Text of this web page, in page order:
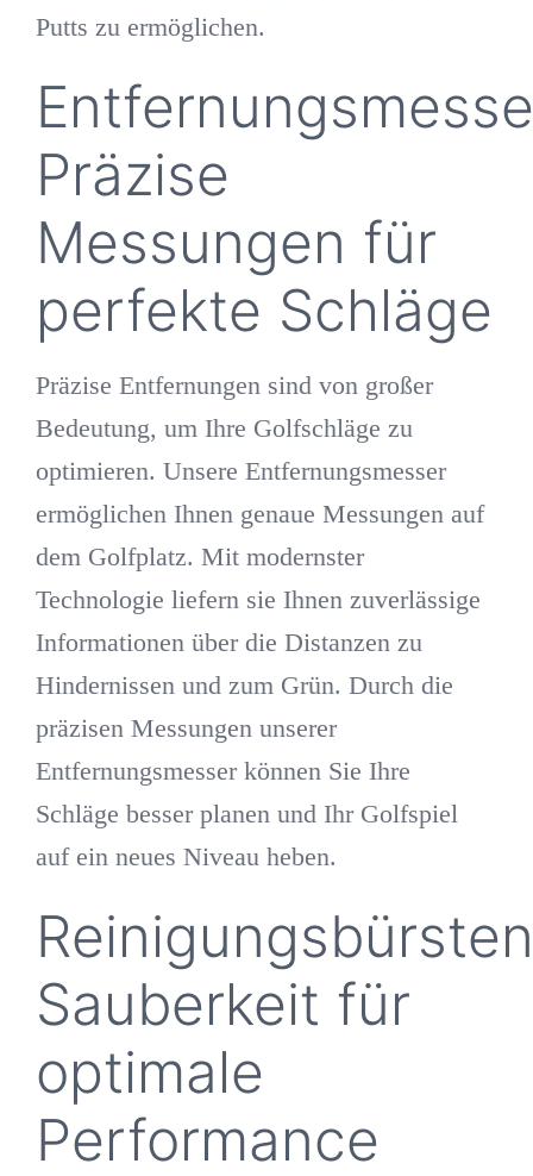
Putts zu ermöglichen.
Präzise
Messungen für
perfekte Schläge
Präzise Entfernungen sind von großer
Bedeutung, um Ihre Golfschläge zu
optimieren. Unsere Entfernungsmesser
ermöglichen Ihnen genaue Messungen auf
dem Golfplatz. Mit modernster
Technologie liefern sie Ihnen zuverlässige
Informationen über die Distanzen zu
Hindernissen und zum Grün. Durch die
präzisen Messungen unserer
Entfernungsmesser können Sie Ihre
Schläge besser planen und Ihr Golfspiel
auf ein neues Niveau heben.
Sauberkeit für
optimale
Performance